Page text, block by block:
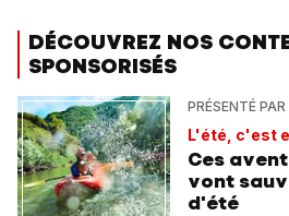
DÉCOUVREZ NOS
SPONSORISÉS
PRÉSENTÉ PAR
L'été, c'est
Ces
vont
d'été